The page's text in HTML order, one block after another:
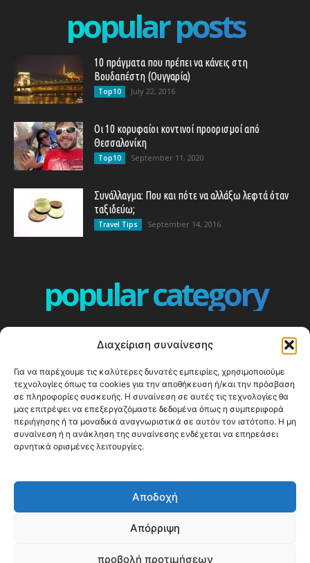
Διαχείριση συναίνεσης
Για να παρέχουμε τις καλύτερες δυνατές εμπειρίες, χρησιμοποιούμε
τεχνολογίες όπως τα cookies για την αποθήκευση ή/και την πρόσβαση
σε πληροφορίες συσκευής. Η συναίνεση σε αυτές τις τεχνολογίες θα
μας επιτρέψει να επεξεργαζόμαστε δεδομένα όπως η συμπεριφορά
περιήγησης ή τα μοναδικά αναγνωριστικά σε αυτόν τον ιστότοπο. Η μη
συναίνεση ή η ανάκληση της συναίνεσης ενδέχεται να επηρεάσει
αρνητικά ορισμένες λειτουργίες.
Αποδοχή
Απόρριψη
προβολή προτιμήσεων
popular posts
10 πράγματα που πρέπει να κάνεις στη
Βουδαπέστη (Ουγγαρία)
Top10 July 22, 2016
Οι 10 κορυφαίοι κοντινοί προορισμοί από
Θεσσαλονίκη
Top10 September 11, 2020
Συνάλλαγμα: Που και πότε να αλλάξω λεφτά όταν
ταξιδεύω;
Travel Tips September 14, 2016
popular category
360
ΕΥΡΩΠΗ
332
ΚΟΣΜΟΣ - WORLD
328
Top10
303
Cool spots
ΝΗΣΙΑ
247
© Happy Traveller 2014-2025